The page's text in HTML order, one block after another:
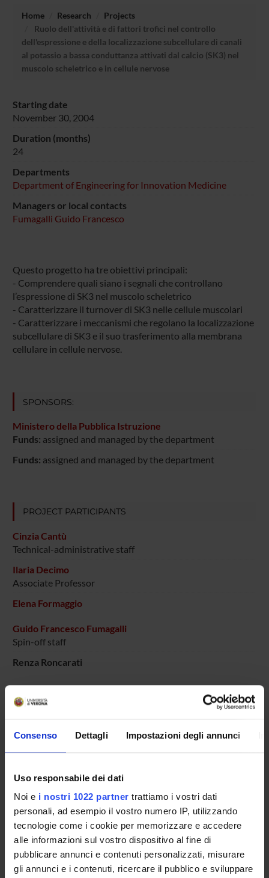
Consenso Dettagli Impostazioni degli annunci
Uso responsabile dei dati
Noi e i nostri 1022 partner trattiamo i vostri dati
personali, ad esempio il vostro numero IP, utilizzando
tecnologie come i cookie per memorizzare e accedere
alle informazioni sul vostro dispositivo al fine di
pubblicare annunci e contenuti personalizzati, misurare
gli annunci e i contenuti, ricercare il pubblico e sviluppare
Home Research
Projects
Ruolo dell'attività e di fattori trofici nel controllo
dell'espressione e della localizzazione subcellulare di canali
al potassio a bassa conduttanza attivati dal calcio (SK3) nel
muscolo scheletrico e in cellule nervose
Starting date
November 30, 2004
Duration (months)
24
Departments
Department of Engineering for Innovation Medicine
Managers or local contacts
Fumagalli Guido Francesco
Questo progetto ha tre obiettivi principali:
- Comprendere quali siano i segnali che controllano
l’espressione di SK3 nel muscolo scheletrico
- Caratterizzare il turnover di SK3 nelle cellule muscolari
- Caratterizzare i meccanismi che regolano la localizzazione
subcellulare di SK3 e il suo trasferimento alla membrana
cellulare in cellule nervose.
SPONSORS:
Ministero della Pubblica Istruzione
Funds: assigned and managed by the department
Funds: assigned and managed by the department
PROJECT PARTICIPANTS
Cinzia Cantù
Technical-administrative staff
Ilaria Decimo
Associate Professor
Elena Formaggio
Guido Francesco Fumagalli
Spin-off staff
Renza Roncarati
SECTIONS
Section of Pharmacology
TITLE
Cholinergic function modulation by NTs in rat BF cultures
Neural agrin controls maturation of the excitation-
p75 neurotrophin receptor distribution and transport in